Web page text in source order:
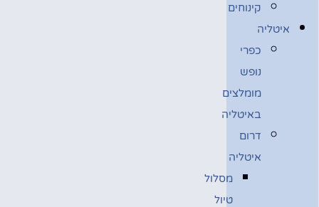
קינוחים
איטליה
כפרי
נופש
מומלצים
באיטליה
דרום
איטליה
מסלול
טיול